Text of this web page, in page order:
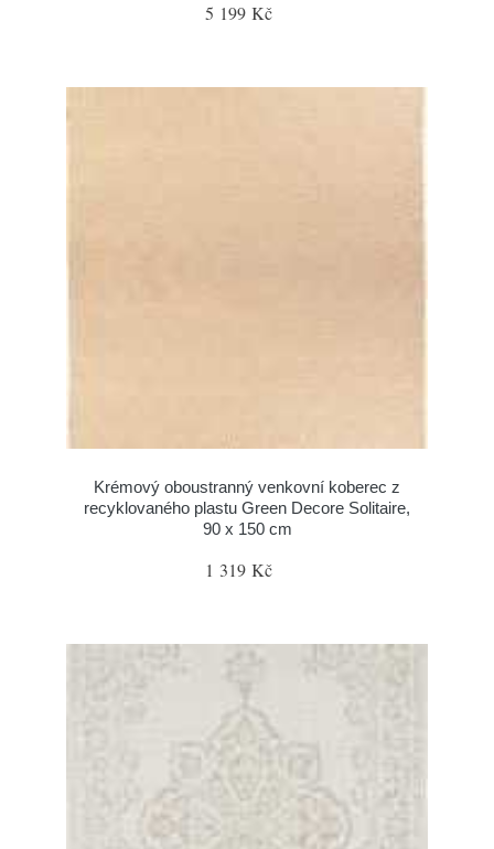
5 199 Kč
Krémový oboustranný venkovní koberec z
recyklovaného plastu Green Decore Solitaire,
90 x 150 cm
1 319 Kč